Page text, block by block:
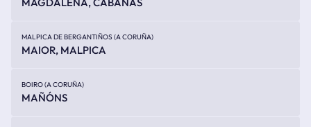
MALPICA DE BERGANTIÑOS (A CORUÑA)
MAIOR, MALPICA
BOIRO (A CORUÑA)
MAÑÓNS